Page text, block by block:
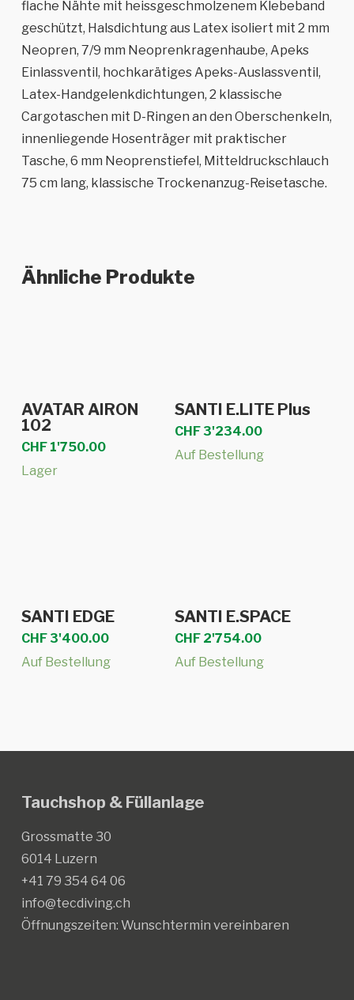
flache Nähte mit heissgeschmolzenem Klebeband
geschützt, Halsdichtung aus Latex isoliert mit 2 mm
Neopren, 7/9 mm Neoprenkragenhaube, Apeks
Einlassventil, hochkarätiges Apeks-Auslassventil,
Latex-Handgelenkdichtungen, 2 klassische
Cargotaschen mit D-Ringen an den Oberschenkeln,
innenliegende Hosenträger mit praktischer
Tasche, 6 mm Neoprenstiefel, Mitteldruckschlauch
75 cm lang, klassische Trockenanzug-Reisetasche.
Ähnliche Produkte
Ausführung
wählen
Produkt
weist
mehrere
der
Produktseite
gewählt
AVATAR AIRON
102
CHF1'750.00
Lager
In den Warenkorb
SANTI E.LITE Plus
CHF3'234.00
Auf Bestellung
In den Warenkorb
SANTI EDGE
CHF3'400.00
Auf Bestellung
In den Warenkorb
SANTI E.SPACE
CHF 2'754.00
Auf Bestellung
Tauchshop & Füllanlage
Grossmatte 30
6014 Luzern
+41 79 354 64 06
info@tecdiving.ch
Öffnungszeiten: Wunschtermin vereinbaren